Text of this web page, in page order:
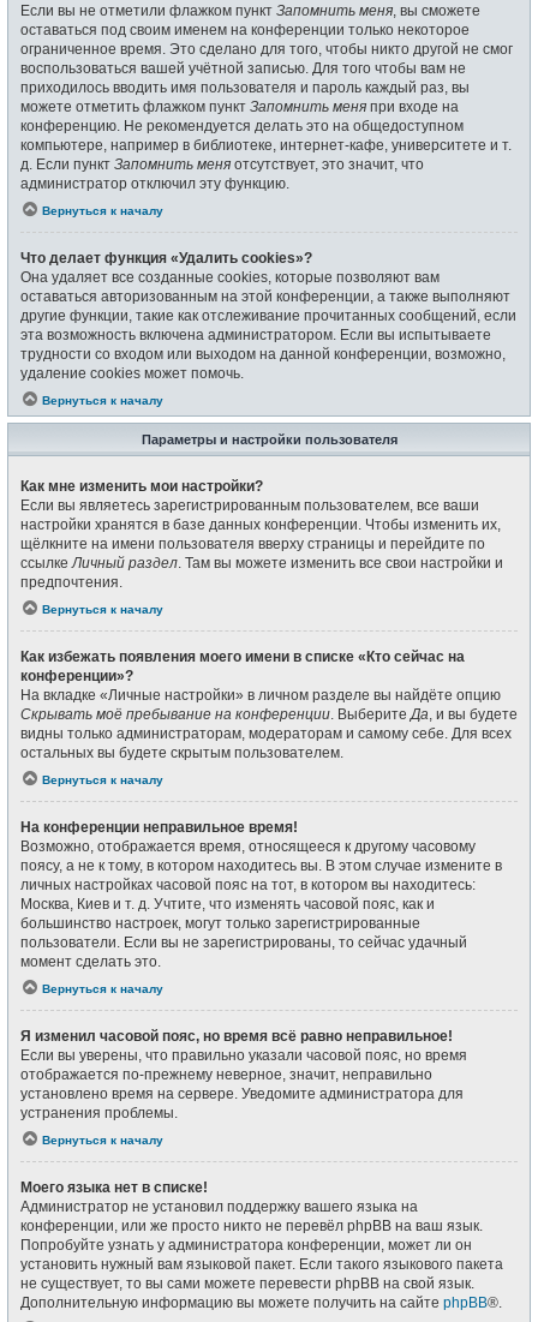
Если вы не отметили флажком пункт Запомнить меня , вы сможете
оставаться под своим именем на конференции только некоторое
ограниченное время. Это сделано для того, чтобы никто другой не смог
воспользоваться вашей учётной записью. Для того чтобы вам не
приходилось вводить имя пользователя и пароль каждый раз, вы
можете отметить флажком пункт Запомнить меня при входе на
конференцию. Не рекомендуется делать это на общедоступном
компьютере, например в библиотеке, интернет-кафе, университете и т.
д. Если пункт Запомнить меня отсутствует, это значит, что
администратор отключил эту функцию.
Вернуться к началу
Что делает функция «Удалить cookies»?
Она удаляет все созданные cookies, которые позволяют вам
оставаться авторизованным на этой конференции, а также выполняют
другие функции, такие как отслеживание прочитанных сообщений, если
эта возможность включена администратором. Если вы испытываете
трудности со входом или выходом на данной конференции, возможно,
удаление cookies может помочь.
Вернуться к началу
Параметры и настройки пользователя
Как мне изменить мои настройки?
Если вы являетесь зарегистрированным пользователем, все ваши
настройки хранятся в базе данных конференции. Чтобы изменить их,
щёлкните на имени пользователя вверху страницы и перейдите по
ссылкеЛичный раздел. Там вы можете изменить все свои настройки и
предпочтения.
Вернуться к началу
Как избежать появления моего имени в списке «Кто сейчас на
конференции»?
На вкладке «Личные настройки» в личном разделе вы найдёте опцию
Скрывать моё пребывание на конференции. ВыберитеДа, и вы будете
видны только администраторам, модераторам и самому себе. Для всех
остальных вы будете скрытым пользователем.
Вернуться к началу
На конференции неправильное время!
Возможно, отображается время, относящееся к другому часовому
поясу, а не к тому, в котором находитесь вы. В этом случае измените в
личных настройках часовой пояс на тот, в котором вы находитесь:
Москва, Киев и т. д. Учтите, что изменять часовой пояс, как и
большинство настроек, могут только зарегистрированные
пользователи. Если вы не зарегистрированы, то сейчас удачный
момент сделать это.
Вернуться к началу
Я изменил часовой пояс, но время всё равно неправильное!
Если вы уверены, что правильно указали часовой пояс, но время
отображается по-прежнему неверное, значит, неправильно
установлено время на сервере. Уведомите администратора для
устранения проблемы.
Вернуться к началу
Моего языка нет в списке!
Администратор не установил поддержку вашего языка на
конференции, или же просто никто не перевёл phpBB на ваш язык.
Попробуйте узнать у администратора конференции, может ли он
установить нужный вам языковой пакет. Если такого языкового пакета
не существует, то вы сами можете перевести phpBB на свой язык.
Дополнительную информацию вы можете получить на сайте phpBB®.